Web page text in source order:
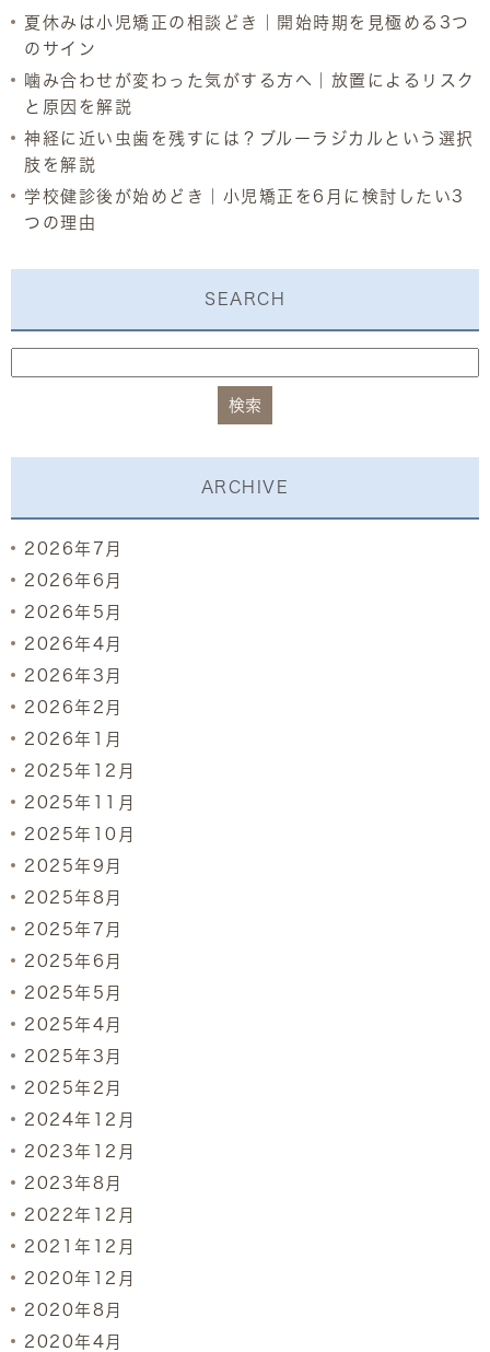
夏休みは小児矯正の相談どき｜開始時期を見極める3つ
のサイン
噛み合わせが変わった気がする方へ｜放置によるリスク
と原因を解説
神経に近い虫歯を残すには？ブルーラジカルという選択
肢を解説
学校健診後が始めどき｜小児矯正を6月に検討したい3
つの理由
SEARCH
ARCHIVE
2026年7月
2026年6月
2026年5月
2026年4月
2026年3月
2026年2月
2026年1月
2025年12月
2025年11月
2025年10月
2025年9月
2025年8月
2025年7月
2025年6月
2025年5月
2025年4月
2025年3月
2025年2月
2024年12月
2023年12月
2023年8月
2022年12月
2021年12月
2020年12月
2020年8月
2020年4月